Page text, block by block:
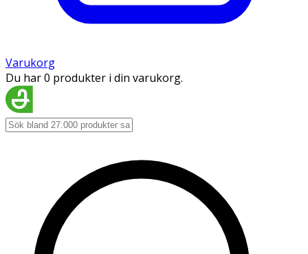
Varukorg
Du har 0 produkter i din varukorg.